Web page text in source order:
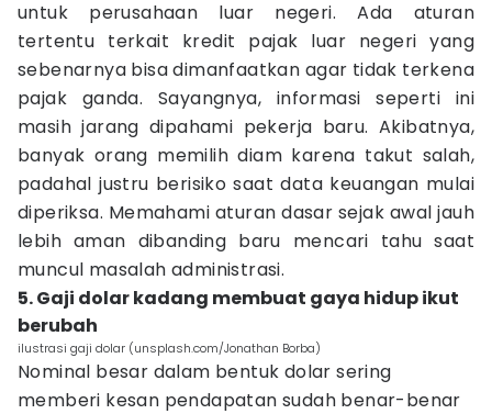
untuk perusahaan luar negeri. Ada aturan
tertentu terkait kredit pajak luar negeri yang
sebenarnya bisa dimanfaatkan agar tidak terkena
pajak ganda. Sayangnya, informasi seperti ini
masih jarang dipahami pekerja baru. Akibatnya,
banyak orang memilih diam karena takut salah,
padahal justru berisiko saat data keuangan mulai
diperiksa. Memahami aturan dasar sejak awal jauh
lebih aman dibanding baru mencari tahu saat
muncul masalah administrasi.
5. Gaji dolar kadang membuat gaya hidup ikut
berubah
ilustrasi gaji dolar (unsplash.com/Jonathan Borba)
Nominal besar dalam bentuk dolar sering
memberi kesan pendapatan sudah benar-benar